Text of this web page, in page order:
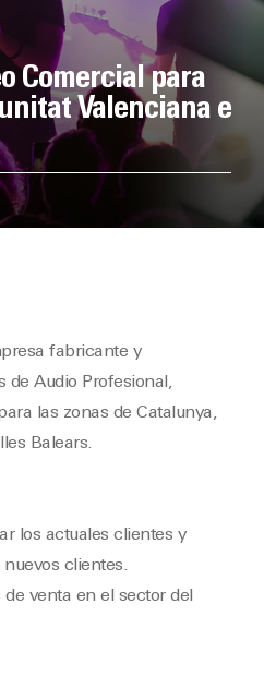
Comercial para
Valenciana e
fabricante y
de Audio Profesional,
las zonas de Catalunya,
Balears.
los actuales clientes y
clientes.
venta en el sector del